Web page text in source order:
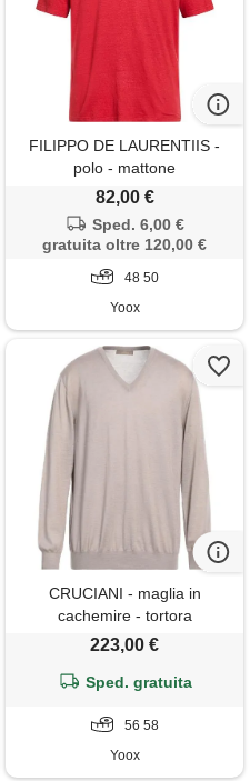
FILIPPO DE LAURENTIIS -
polo - mattone
82,00 €
Sped. 6,00 €
gratuita oltre 120,00 €
48 50
Yoox
CRUCIANI - maglia in
cachemire - tortora
223,00 €
Sped. gratuita
56 58
Yoox